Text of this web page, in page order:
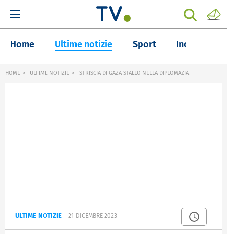
Home Ultime notizie Sport Inchieste
HOME ULTIME NOTIZIE STRISCIA DI GAZA STALLO NELLA DIPLOMAZIA
ULTIME NOTIZIE 21 DICEMBRE 2023